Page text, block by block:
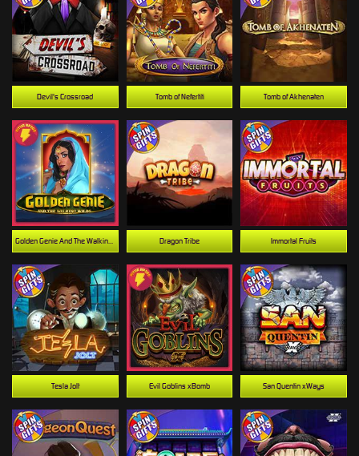
Devil's Crossroad Tomb of Nefertiti Tomb of Akhenaten
Golden Genie And The Walking Wilds Dragon Tribe Immortal Fruits
Tesla Jolt Evil Goblins xBomb San Quentin xWays